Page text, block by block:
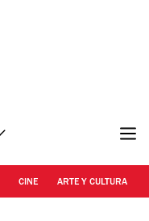
CINE ARTE Y CULTURA